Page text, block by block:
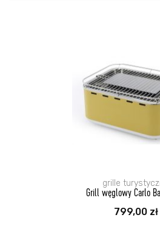
grille
Grill węglowy Carlo
799,00 zł